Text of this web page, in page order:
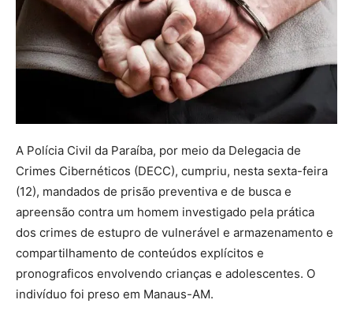
A Polícia Civil da Paraíba, por meio da Delegacia de
Crimes Cibernéticos (DECC), cumpriu, nesta sexta-feira
(12), mandados de prisão preventiva e de busca e
apreensão contra um homem investigado pela prática
dos crimes de estupro de vulnerável e armazenamento e
compartilhamento de conteúdos explícitos e
pronograficos envolvendo crianças e adolescentes. O
indivíduo foi preso em Manaus-AM.